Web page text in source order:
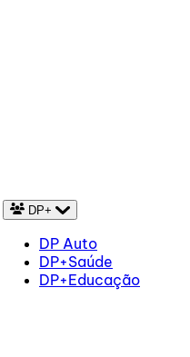
DP+
DP Auto
DP+Saúde
DP+Educação